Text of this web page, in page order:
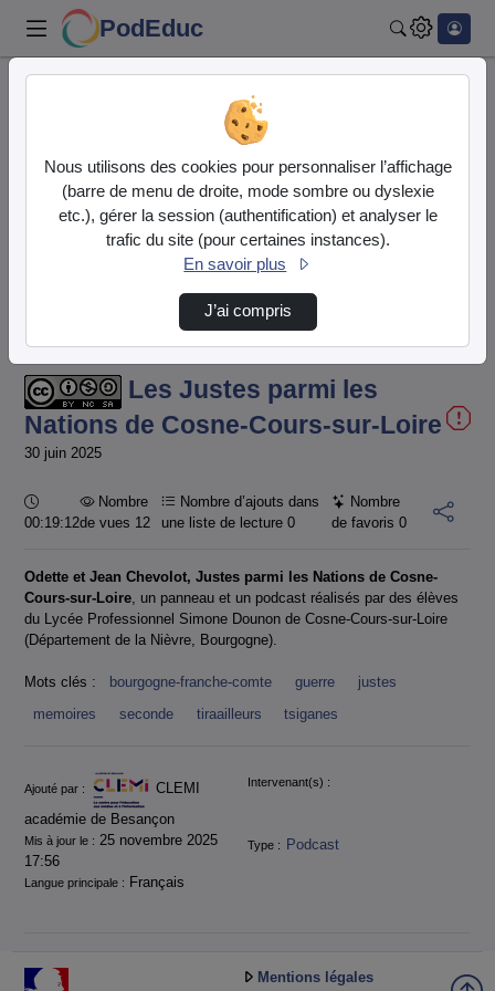
PodEduc
Les Justes parmi les Nations de Cosne-Cours-…
actuel
00:00:000 / Durée
19:12:340 Chargé
11.59%
dans
l'image
écran
Les Justes parmi les
Nations de Cosne-Cours-sur-Loire
30 juin 2025
Durée :
00:19:12
Nombre
de vues 12
Nombre d’ajouts dans
une liste de lecture0
Nombre
de favoris 0
Odette et Jean Chevolot, Justes parmi les Nations de Cosne-
Cours-sur-Loire , un panneau et un podcast réalisés par des élèves
du Lycée Professionnel Simone Dounon de Cosne-Cours-sur-Loire
(Département de la Nièvre, Bourgogne).
Mots clés : bourgogne-franche-comte guerre
justes
memoires
seconde tiraailleurs tsiganes
Informations
Ajouté par :
CLEMI
académie de Besançon
Intervenant(s) :
Mis à jour le : 25 novembre 2025
17:56
Type : Podcast
Langue principale : Français
Mentions légales
Nous utilisons des cookies pour personnaliser l’affichage
(barre de menu de droite, mode sombre ou dyslexie
etc.), gérer la session (authentification) et analyser le
trafic du site (pour certaines instances).
En savoir plus
J’ai compris